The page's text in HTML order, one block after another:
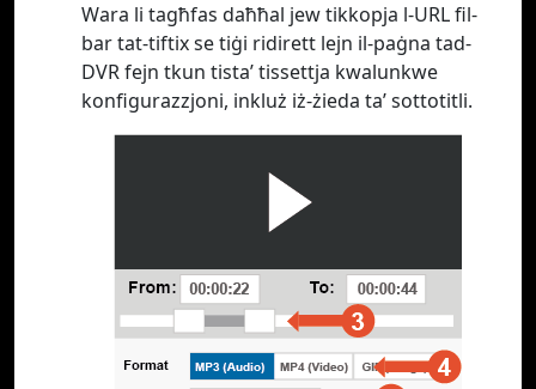
Wara li tagħfas daħħal jew tikkopja l-URL fil-
bar tat-tiftix se tiġi ridirett lejn il-paġna tad-
DVR fejn tkun tista’ tissettja kwalunkwe
konfigurazzjoni, inkluż iż-żieda ta’ sottotitli.